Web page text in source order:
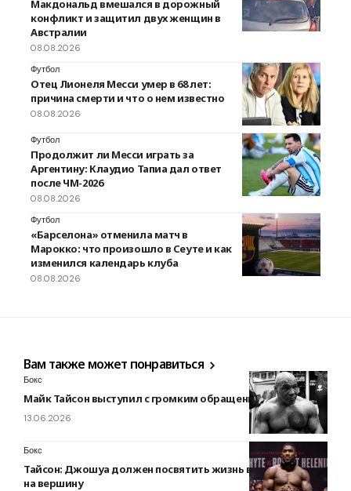
Макдональд вмешался в дорожный
конфликт и защитил двух женщин в
Австралии
08.08.2026
Футбол
Отец Лионеля Месси умер в 68 лет:
причина смерти и что о нем известно
08.08.2026
Футбол
Продолжит ли Месси играть за
Аргентину: Клаудио Тапиа дал ответ
после ЧМ-2026
08.08.2026
Футбол
«Барселона» отменила матч в
Марокко: что произошло в Сеуте и как
изменился календарь клуба
08.08.2026
Вам также может понравиться
Бокс
Майк Тайсон выступил с громким обращением к Усику
13.06.2026
Бокс
Тайсон: Джошуа должен посвятить жизнь возвращению
на вершину